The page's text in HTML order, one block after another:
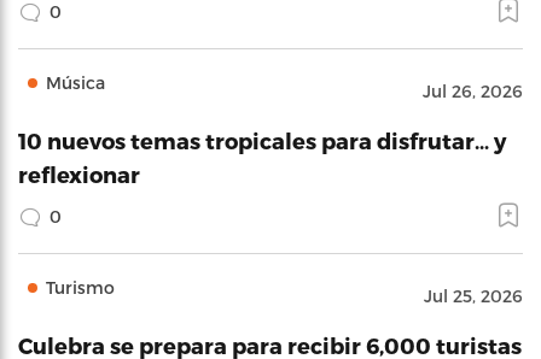
0
Música Jul 26, 2026
10 nuevos temas tropicales para disfrutar… y
reflexionar
0
Turismo Jul 25, 2026
Culebra se prepara para recibir 6,000 turistas